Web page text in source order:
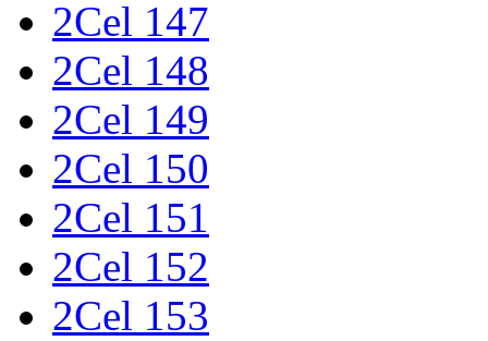
2Cel 147
2Cel 148
2Cel 149
2Cel 150
2Cel 151
2Cel 152
2Cel 153